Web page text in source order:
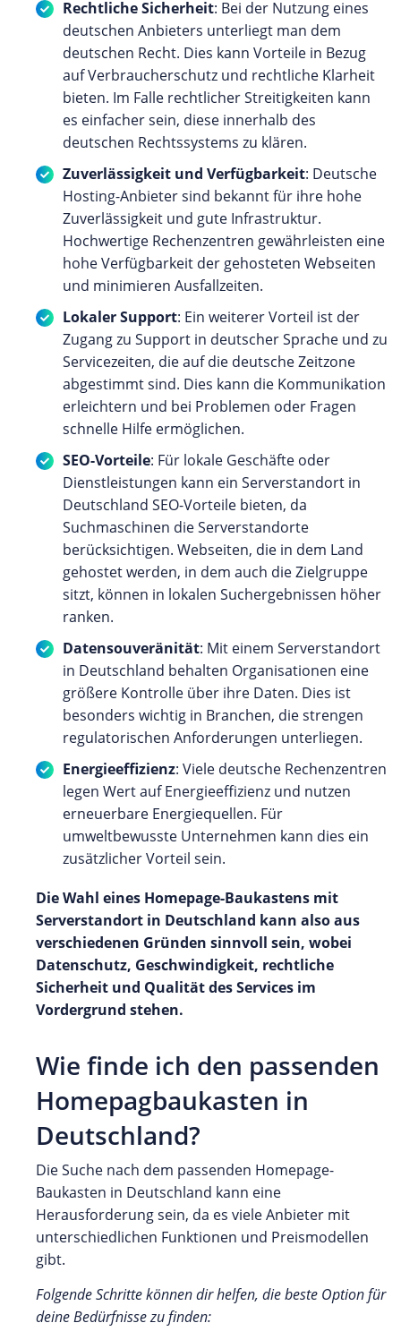
Rechtliche Sicherheit: Bei der Nutzung eines
deutschen Anbieters unterliegt man dem
deutschen Recht. Dies kann Vorteile in Bezug
auf Verbraucherschutz und rechtliche Klarheit
bieten. Im Falle rechtlicher Streitigkeiten kann
es einfacher sein, diese innerhalb des
deutschen Rechtssystems zu klären.
Zuverlässigkeit und Verfügbarkeit: Deutsche
Hosting-Anbieter sind bekannt für ihre hohe
Zuverlässigkeit und gute Infrastruktur.
Hochwertige Rechenzentren gewährleisten eine
hohe Verfügbarkeit der gehosteten Webseiten
und minimieren Ausfallzeiten.
Lokaler Support: Ein weiterer Vorteil ist der
Zugang zu Support in deutscher Sprache und zu
Servicezeiten, die auf die deutsche Zeitzone
abgestimmt sind. Dies kann die Kommunikation
erleichtern und bei Problemen oder Fragen
schnelle Hilfe ermöglichen.
SEO-Vorteile: Für lokale Geschäfte oder
Dienstleistungen kann ein Serverstandort in
Deutschland SEO-Vorteile bieten, da
Suchmaschinen die Serverstandorte
berücksichtigen. Webseiten, die in dem Land
gehostet werden, in dem auch die Zielgruppe
sitzt, können in lokalen Suchergebnissen höher
ranken.
Datensouveränität: Mit einem Serverstandort
in Deutschland behalten Organisationen eine
größere Kontrolle über ihre Daten. Dies ist
besonders wichtig in Branchen, die strengen
regulatorischen Anforderungen unterliegen.
Energieeffizienz: Viele deutsche Rechenzentren
legen Wert auf Energieeffizienz und nutzen
erneuerbare Energiequellen. Für
umweltbewusste Unternehmen kann dies ein
zusätzlicher Vorteil sein.
Die Wahl eines Homepage-Baukastens mit
Serverstandort in Deutschland kann also aus
verschiedenen Gründen sinnvoll sein, wobei
Datenschutz, Geschwindigkeit, rechtliche
Sicherheit und Qualität des Services im
Vordergrund stehen.
Wie finde ich den passenden
Homepagbaukasten in
Deutschland?
Die Suche nach dem passenden Homepage-
Baukasten in Deutschland kann eine
Herausforderung sein, da es viele Anbieter mit
unterschiedlichen Funktionen und Preismodellen
gibt.
Folgende Schritte können dir helfen, die beste Option für
deine Bedürfnisse zu finden: